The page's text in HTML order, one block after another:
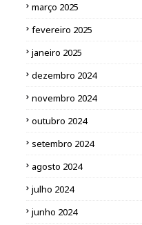
março 2025
fevereiro 2025
janeiro 2025
dezembro 2024
novembro 2024
outubro 2024
setembro 2024
agosto 2024
julho 2024
junho 2024